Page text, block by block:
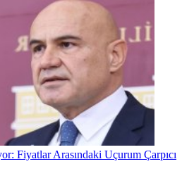
Fiyatlar Arasındaki Uçurum Çarpıcı